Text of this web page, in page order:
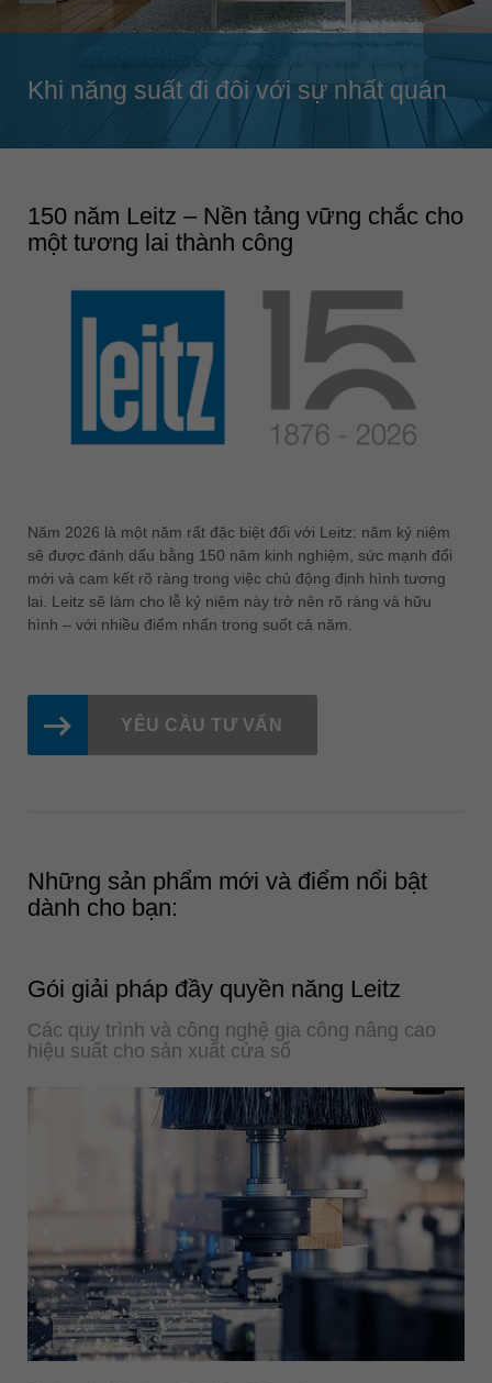
Singapore
Slovenija
slovenski
Suomi
Taiwan
english
USA
english
Việt Nam
tiếng việt
ประเทศไทย
ไทย
Україна
yкраїнська
Khi năng suất đi đôi với sự nhất quán
150 năm Leitz – Nền tảng vững chắc cho
một tương lai thành công
Năm 2026 là một năm rất đặc biệt đối với Leitz: năm kỷ niệm
sẽ được đánh dấu bằng 150 năm kinh nghiệm, sức mạnh đổi
mới và cam kết rõ ràng trong việc chủ động định hình tương
lai. Leitz sẽ làm cho lễ kỷ niệm này trở nên rõ ràng và hữu
hình – với nhiều điểm nhấn trong suốt cả năm.
YÊU CẦU TƯ VẤN
Những sản phẩm mới và điểm nổi bật
dành cho bạn:
Gói giải pháp đầy quyền năng Leitz
Các quy trình và công nghệ gia công nâng cao
hiệu suất cho sản xuất cửa sổ